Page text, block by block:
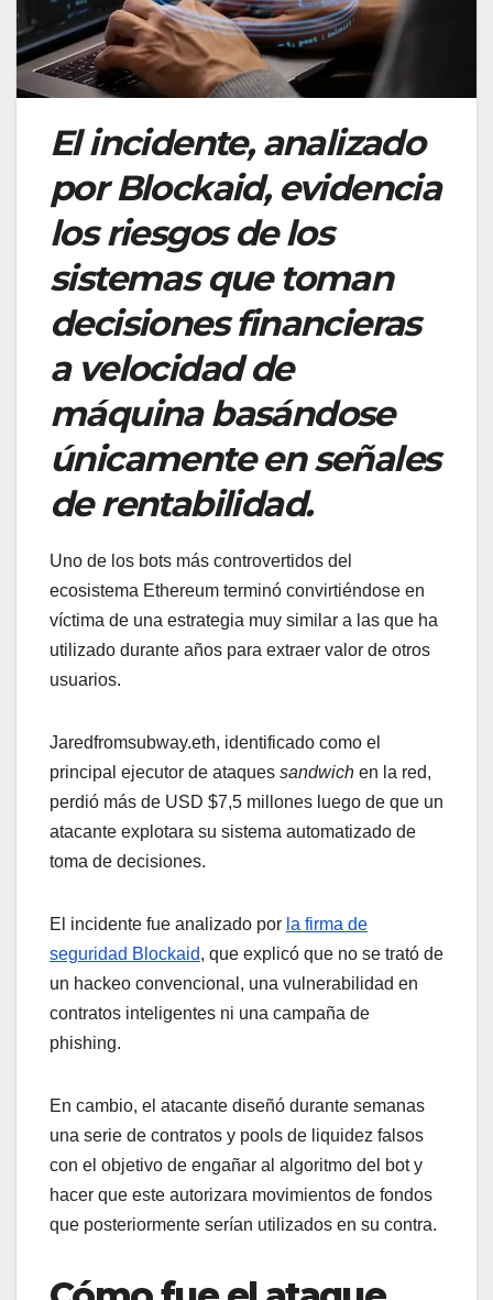
El incidente, analizado
por Blockaid, evidencia
los riesgos de los
sistemas que toman
decisiones financieras
a velocidad de
máquina basándose
únicamente en señales
de rentabilidad.
Uno de los bots más controvertidos del
ecosistema Ethereum terminó convirtiéndose en
víctima de una estrategia muy similar a las que ha
utilizado durante años para extraer valor de otros
usuarios.
Jaredfromsubway.eth, identificado como el
principal ejecutor de ataques sandwich en la red,
perdió más de USD $7,5 millones luego de que un
atacante explotara su sistema automatizado de
toma de decisiones.
El incidente fue analizado por la firma de
seguridad Blockaid, que explicó que no se trató de
un hackeo convencional, una vulnerabilidad en
contratos inteligentes ni una campaña de
phishing.
En cambio, el atacante diseñó durante semanas
una serie de contratos y pools de liquidez falsos
con el objetivo de engañar al algoritmo del bot y
hacer que este autorizara movimientos de fondos
que posteriormente serían utilizados en su contra.